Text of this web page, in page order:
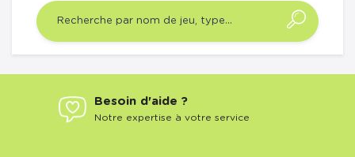
Besoin d'aide ?
Notre expertise à votre service